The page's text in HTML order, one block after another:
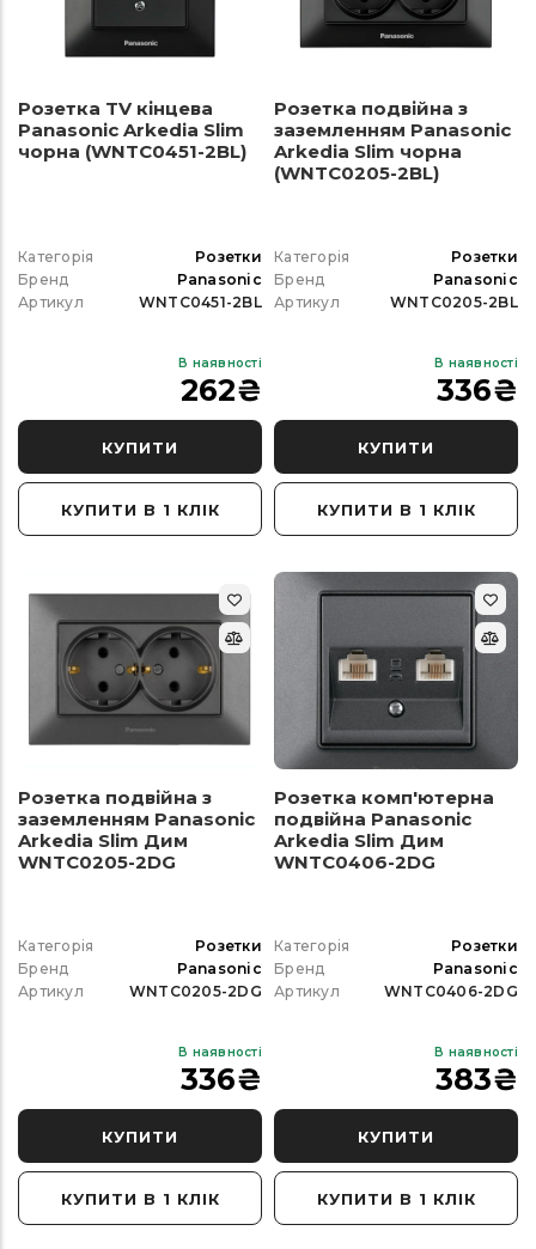
Розетка TV кінцева
Panasonic Arkedia Slim
чорна (WNTC0451-2BL)
Категорія
Розетки
Бренд
Panasonic
Артикул
WNTC0451-2BL
В наявності
262₴
КУПИТИ
КУПИТИ В 1 КЛІК
Розетка подвійна з
заземленням Panasonic
Arkedia Slim чорна
(WNTC0205-2BL)
Категорія
Розетки
Бренд
Panasonic
Артикул
WNTC0205-2BL
В наявності
336₴
КУПИТИ
КУПИТИ В 1 КЛІК
Розетка подвійна з
заземленням Panasonic
Arkedia Slim Дим
WNTC0205-2DG
Категорія
Розетки
Бренд
Panasonic
Артикул
WNTC0205-2DG
В наявності
336₴
КУПИТИ
КУПИТИ В 1 КЛІК
Розетка комп'ютерна
подвійна Panasonic
Arkedia Slim Дим
WNTC0406-2DG
Категорія
Розетки
Бренд
Panasonic
Артикул
WNTC0406-2DG
В наявності
383₴
КУПИТИ
КУПИТИ В 1 КЛІК